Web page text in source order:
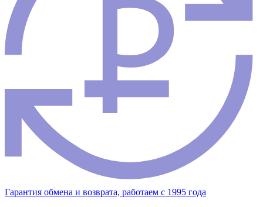
Гарантия обмена и возврата, работаем с 1995 года